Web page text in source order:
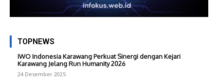
TOPNEWS
IWO Indonesia Karawang Perkuat Sinergi dengan Kejari
Karawang Jelang Run Humanity 2026
24 Desember 2025